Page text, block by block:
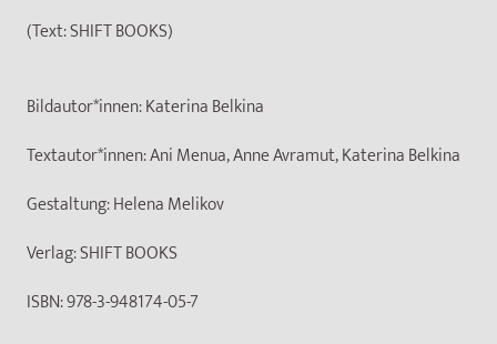
(Text: SHIFT BOOKS)
Bildautor*innen:Katerina Belkina
Textautor*innen:Ani Menua, Anne Avramut, Katerina Belkina
Gestaltung:Helena Melikov
Verlag:SHIFT BOOKS
ISBN:978-3-948174-05-7